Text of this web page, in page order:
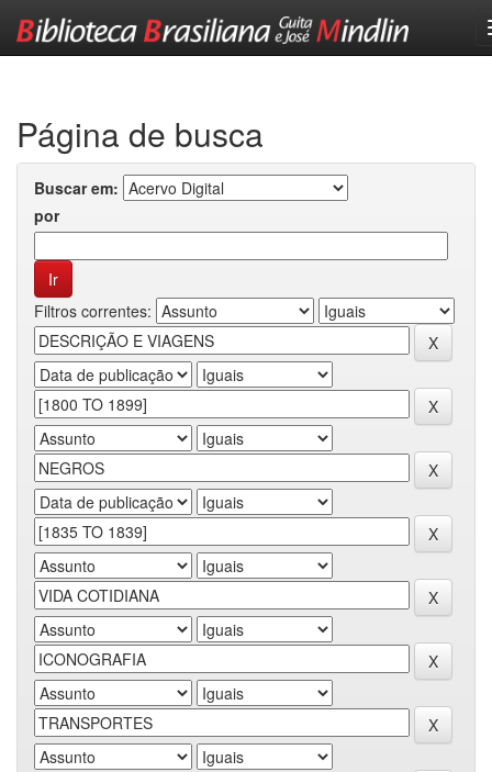
Página de busca
Buscar em:
por
Filtros correntes: